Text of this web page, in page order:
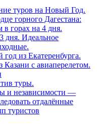
туров на Новый Год.
горного Дагестана:
горах на 4 дня.
дня. Идеальное
из Екатеренбурга.
Казани с авиаперелетом.
туры.
и независимости —
отдалённые
туристов